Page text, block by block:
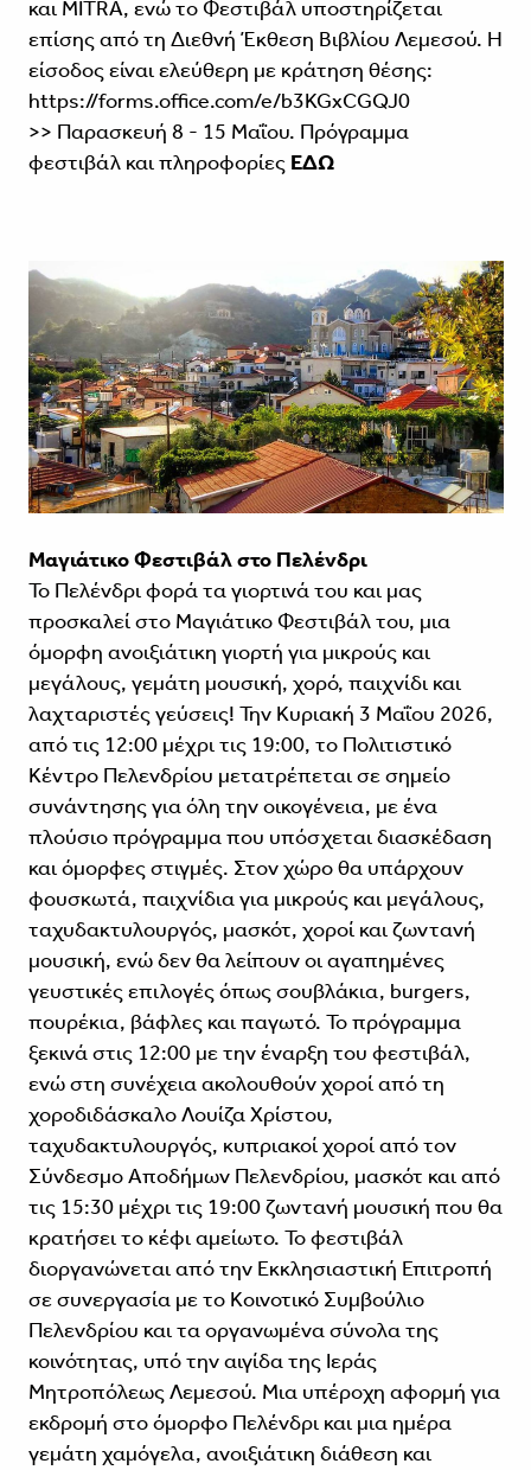
και MITRA, ενώ το Φεστιβάλ υποστηρίζεται
επίσης από τη Διεθνή Έκθεση Βιβλίου Λεμεσού. Η
είσοδος είναι ελεύθερη με κράτηση θέσης:
https://forms.office.com/e/b3KGxCGQJ0
>> Παρασκευή 8 - 15 Μαΐου. Πρόγραμμα
φεστιβάλ και πληροφορίες ΕΔΩ
Μαγιάτικο Φεστιβάλ στο Πελένδρι
Το Πελένδρι φορά τα γιορτινά του και μας
προσκαλεί στο Μαγιάτικο Φεστιβάλ του, μια
όμορφη ανοιξιάτικη γιορτή για μικρούς και
μεγάλους, γεμάτη μουσική, χορό, παιχνίδι και
λαχταριστές γεύσεις! Την Κυριακή 3 Μαΐου 2026,
από τις 12:00 μέχρι τις 19:00, το Πολιτιστικό
Κέντρο Πελενδρίου μετατρέπεται σε σημείο
συνάντησης για όλη την οικογένεια, με ένα
πλούσιο πρόγραμμα που υπόσχεται διασκέδαση
και όμορφες στιγμές. Στον χώρο θα υπάρχουν
φουσκωτά, παιχνίδια για μικρούς και μεγάλους,
ταχυδακτυλουργός, μασκότ, χοροί και ζωντανή
μουσική, ενώ δεν θα λείπουν οι αγαπημένες
γευστικές επιλογές όπως σουβλάκια, burgers,
πουρέκια, βάφλες και παγωτό. Το πρόγραμμα
ξεκινά στις 12:00 με την έναρξη του φεστιβάλ,
ενώ στη συνέχεια ακολουθούν χοροί από τη
χοροδιδάσκαλο Λουίζα Χρίστου,
ταχυδακτυλουργός, κυπριακοί χοροί από τον
Σύνδεσμο Αποδήμων Πελενδρίου, μασκότ και από
τις 15:30 μέχρι τις 19:00 ζωντανή μουσική που θα
κρατήσει το κέφι αμείωτο. Το φεστιβάλ
διοργανώνεται από την Εκκλησιαστική Επιτροπή
σε συνεργασία με το Κοινοτικό Συμβούλιο
Πελενδρίου και τα οργανωμένα σύνολα της
κοινότητας, υπό την αιγίδα της Ιεράς
Μητροπόλεως Λεμεσού. Μια υπέροχη αφορμή για
εκδρομή στο όμορφο Πελένδρι και μια ημέρα
γεμάτη χαμόγελα, ανοιξιάτικη διάθεση και